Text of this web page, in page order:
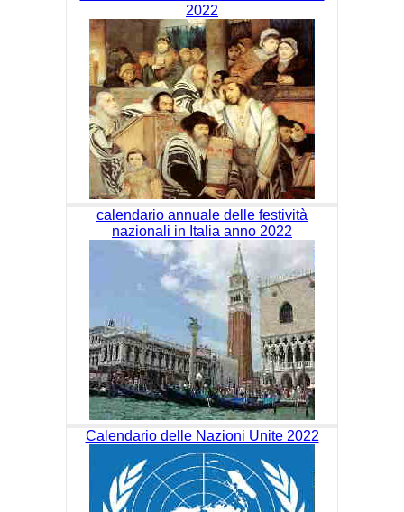
2022
calendario annuale delle festività
nazionali in Italia anno 2022
Calendario delle Nazioni Unite 2022